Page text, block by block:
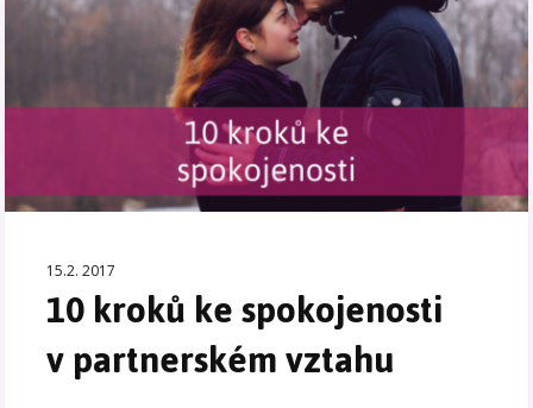
15.2. 2017
10 kroků ke spokojenosti
v partnerském vztahu